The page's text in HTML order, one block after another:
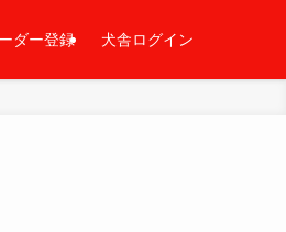
ダー登録 犬舎ログイン